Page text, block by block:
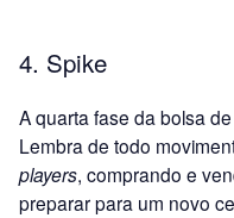
4. Spike
A quarta fase da bolsa
Lembra de todo
players, comprando e
preparar para um novo